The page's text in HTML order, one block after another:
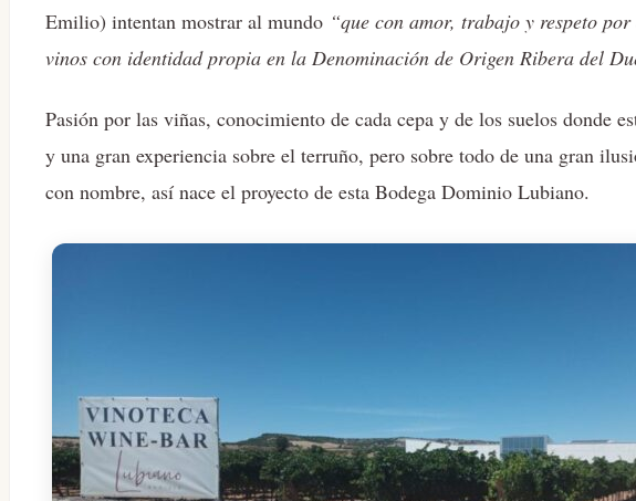
Emilio) intentan mostrar al mundo “que con amor, trabajo y respeto
vinos con identidad propia en la Denominación de Origen Ribera del
Pasión por las viñas, conocimiento de cada cepa y de los suelos donde
y una gran experiencia sobre el terruño, pero sobre todo de una gran
con nombre, así nace el proyecto de esta Bodega Dominio Lubiano.